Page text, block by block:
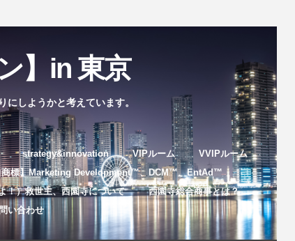
】in 東京
しようかと考えています。
strategy&innovation VIPルーム
VVIPルーム
商標】Marketing Development™️、DCM™️、EntAd™️
！）救世主、西園寺について
西園寺総合商事とは？
い合わせ